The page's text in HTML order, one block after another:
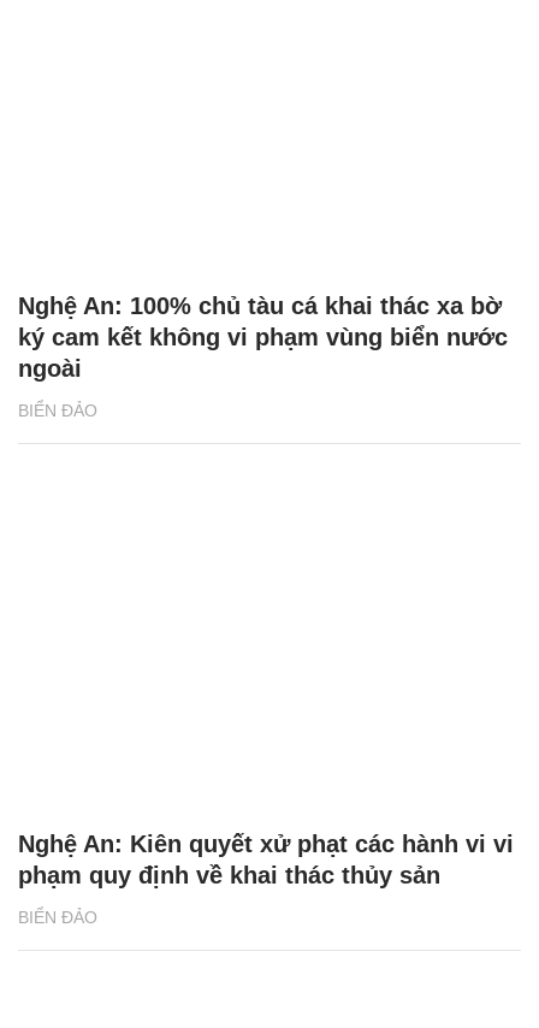
BIỂN ĐẢO
Nghệ An: 100% chủ tàu cá khai thác xa bờ
ký cam kết không vi phạm vùng biển nước
ngoài
BIỂN ĐẢO
Nghệ An: Kiên quyết xử phạt các hành vi vi
phạm quy định về khai thác thủy sản